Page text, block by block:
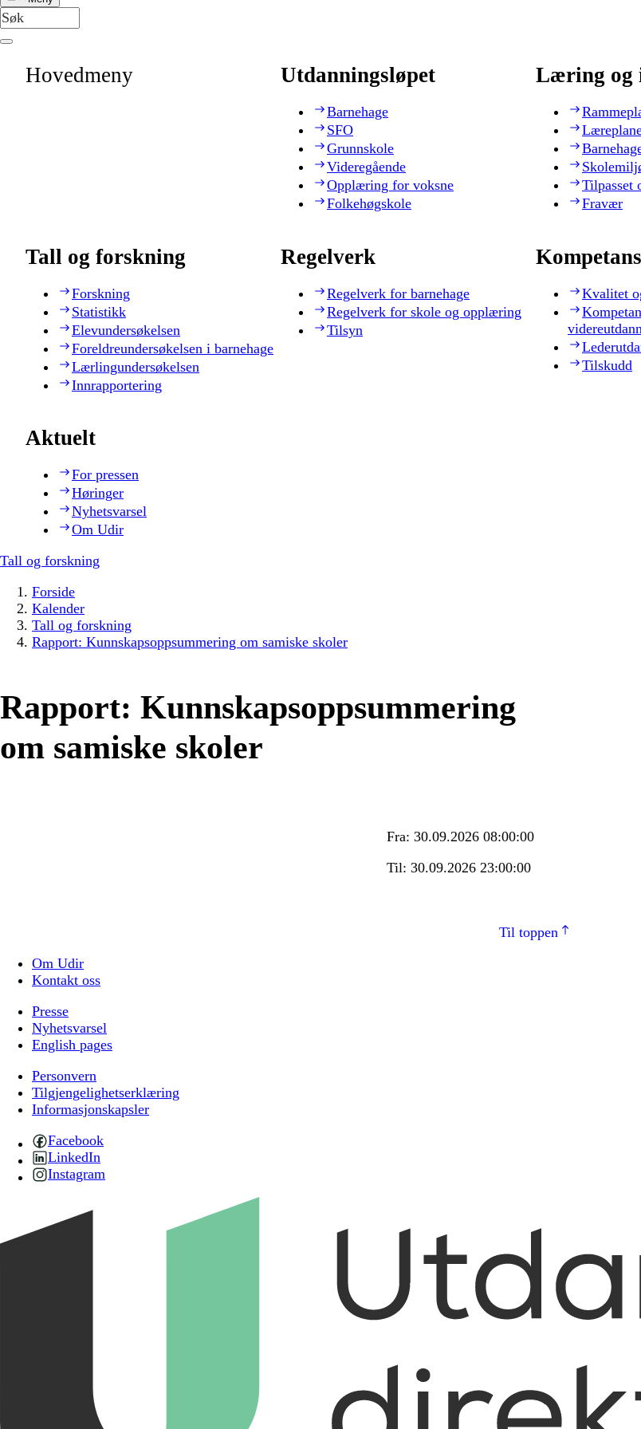
Hovedmeny Utdanningsløpet
Barnehage
SFO
Grunnskole
Videregående
Opplæring for voksne
Folkehøgskole
Læring og
Tilpasset
Fravær
Tall og forskning
Forskning
Statistikk
Elevundersøkelsen
Foreldreundersøkelsen i barnehage
Lærlingundersøkelsen
Innrapportering
Regelverk
Regelverk for barnehage
Regelverk for skole og opplæring
Tilsyn
Kvalitet
Tilskudd
Aktuelt
For pressen
Høringer
Nyhetsvarsel
Om Udir
Tall og forskning
Forside
Kalender
Tall og forskning
Rapport: Kunnskapsoppsummering om samiske skoler
Rapport: Kunnskapsoppsummering
om samiske skoler
Fra: 30.09.2026 08:00:00
Til: 30.09.2026 23:00:00
Til toppen
Om Udir
Kontakt oss
Presse
Nyhetsvarsel
English pages
Personvern
Tilgjengelighetserklæring
Informasjonskapsler
Facebook
LinkedIn
Instagram